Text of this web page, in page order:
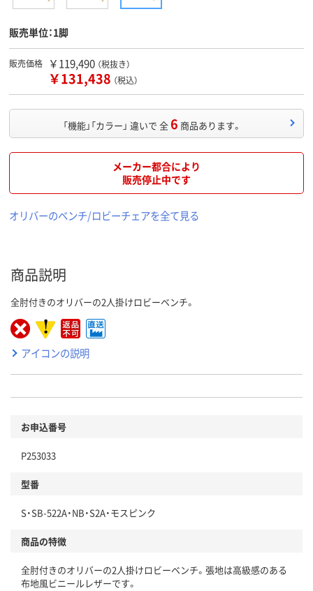
販売単位：1脚
販売価格 ￥119,490 （税抜き）
￥131,438 （税込）
「機能」「カラー」 違いで 全6 商品あります。
メーカー都合により
販売停止中です
オリバーのベンチ/ロビーチェアを全て見る
商品説明
全肘付きのオリバーの2人掛けロビーベンチ。
アイコンの説明
お申込番号
P253033
型番
S・SB-522A・NB・S2A・モスピンク
商品の特徴
全肘付きのオリバーの2人掛けロビーベンチ。張地は高級感のある
布地風ビニールレザーです。